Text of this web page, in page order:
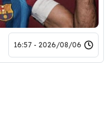
2026/08/06 - 16:57